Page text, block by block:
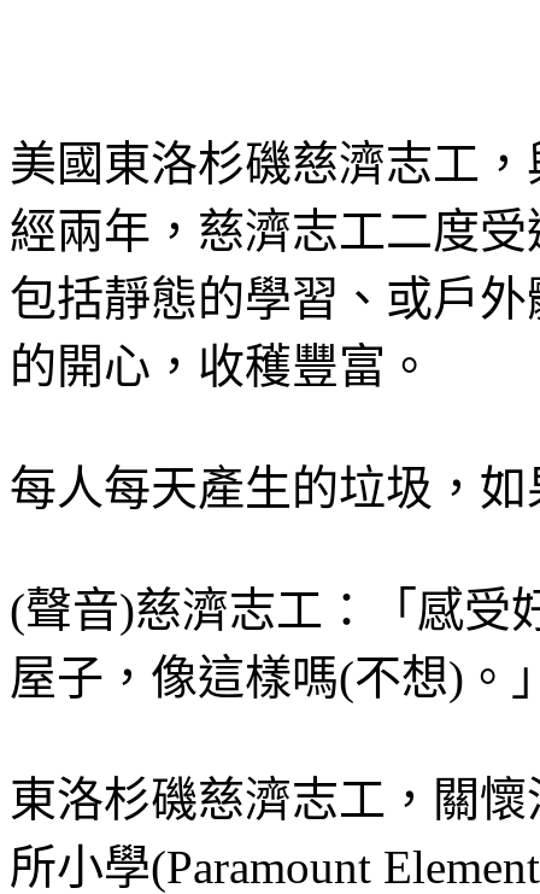
美國東洛杉磯慈濟志工
經兩年，慈濟志工二度
包括靜態的學習、或戶
的開心，收穫豐富。
每人每天產生的垃圾，
(聲音)慈濟志工：「感受
屋子，像這樣嗎(不想)。
東洛杉磯慈濟志工，關
所小學(Paramount